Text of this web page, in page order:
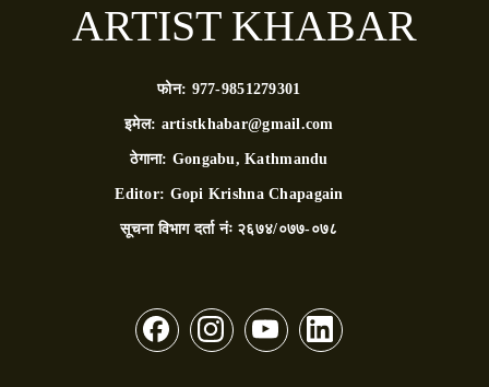
ARTIST KHABAR
फोन: 977-9851279301
इमेल: artistkhabar@gmail.com
ठेगाना: Gongabu, Kathmandu
Editor: Gopi Krishna Chapagain
सूचना विभाग दर्ता नंः २६७४/०७७-०७८